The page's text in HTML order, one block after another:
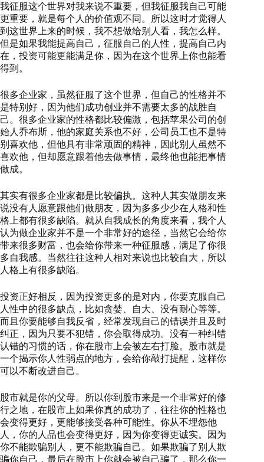
我征服这个世界对我来说不重要，但我征服我自己可能
更重要，就是每个人的价值观不同。所以这时才觉得人
到这世界上来的时候，我不想做给别人看，我怎么样。
但是如果我能提高自己，征服自己的人性，提高自己内
在，投资可能更能满足你，因为在这个世界上你也能看
得到。
很多企业家，虽然征服了这个世界，但自己的性格并不
是特别好，因为他们成功创业并不需要太多的战胜自
己。很多企业家的性格都比较偏激，包括苹果公司的创
始人乔布斯，他的家庭关系也不好，公司员工也不是特
别喜欢他，但他具有非常顽固的精神，因此别人虽然不
喜欢他，但却愿意跟着他去做事情，最终他也能把事情
做成。
其实有很多企业家都是比较偏执。这种人其实做朋友来
说没有人愿意跟他们做朋友，因为多多少少在人格和性
格上都有很多缺陷。就从自我成长的角度来看，我个人
认为做企业家并不是一个非常好的途径，当然它会给你
带来很多财富，也会给你带来一种征服感，满足了你很
多自我感。当然往往这种人相对来说也比较自大，所以
人格上有很多缺陷。
投资正好相反，因为投资更多的是对内，你要克服自己
人性中的很多缺点，比如贪婪、自大、没有耐心等等。
而且你要能够自我反省，经常发现自己的错误并且及时
纠正，因为只要不犯错，你会取得成功。没有一种纠错
认错的习惯的话，你在股市上会被左右打脸。股市就是
一个揭示你人性弱点的地方，会给你敲打提醒，这样你
可以不断改进自己。
股市就是你的父母。所以你到股市来是一个非常好的修
行之地，在股市上如果你真的成功了，往往你的性格也
会变得更好，更能够接受各种可能性。你从不埋怨他
人，你的人品也会变得更好，因为你变得更诚实。因为
你不能欺骗别人，更不能欺骗自己。如果欺骗了别人欺
骗你自己，最后在股市上你就会被自己骗了，那么你一